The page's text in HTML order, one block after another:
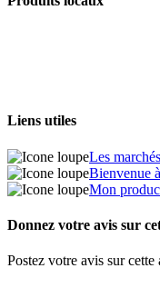
Liens utiles
Les
Bienvenue
Mon
Donnez votre avis sur
Postez votre avis sur